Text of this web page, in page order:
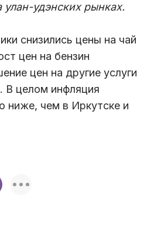
удэнских рынках.
снизились цены на чай
цен на бензин
цен на другие услуги
В целом инфляция
ниже, чем в Иркутске и